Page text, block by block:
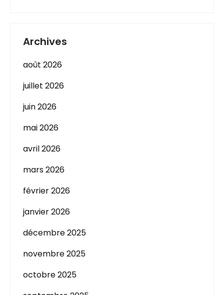
Archives
août 2026
juillet 2026
juin 2026
mai 2026
avril 2026
mars 2026
février 2026
janvier 2026
décembre 2025
novembre 2025
octobre 2025